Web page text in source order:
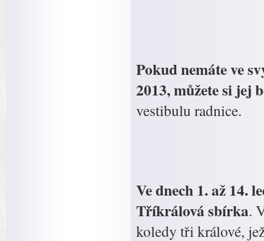
Pokud nemáte ve
2013, můžete si jej
vestibulu radnice.
Ve dnech 1. až 14.
Tříkrálová sbírka.
koledy tři králové,